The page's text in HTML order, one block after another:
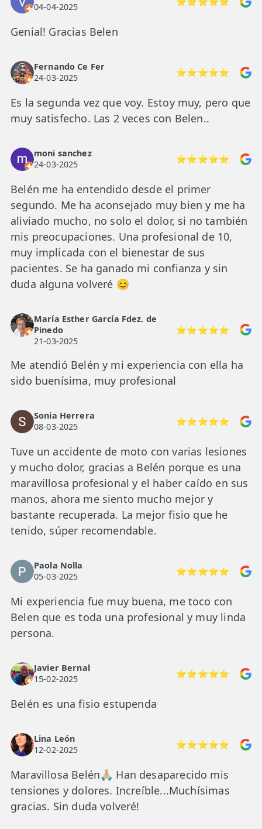
04-04-2025
Genial! Gracias Belen
Fernando Ce Fer
24-03-2025
⭐⭐⭐⭐⭐
Es la segunda vez que voy. Estoy muy, pero que
muy satisfecho. Las 2 veces con Belen..
moni sanchez
24-03-2025
⭐⭐⭐⭐⭐
Belén me ha entendido desde el primer
segundo. Me ha aconsejado muy bien y me ha
aliviado mucho, no solo el dolor, si no también
mis preocupaciones. Una profesional de 10,
muy implicada con el bienestar de sus
pacientes. Se ha ganado mi confianza y sin
duda alguna volveré 😊
María Esther García Fdez. de
Pinedo
21-03-2025
⭐⭐⭐⭐⭐
Me atendió Belén y mi experiencia con ella ha
sido buenísima, muy profesional
Sonia Herrera
08-03-2025
⭐⭐⭐⭐⭐
Tuve un accidente de moto con varias lesiones
y mucho dolor, gracias a Belén porque es una
maravillosa profesional y el haber caído en sus
manos, ahora me siento mucho mejor y
bastante recuperada. La mejor fisio que he
tenido, súper recomendable.
Paola Nolla
05-03-2025
⭐⭐⭐⭐⭐
Mi experiencia fue muy buena, me toco con
Belen que es toda una profesional y muy linda
persona.
Javier Bernal
15-02-2025
⭐⭐⭐⭐⭐
Belén es una fisio estupenda
Lina León
12-02-2025
⭐⭐⭐⭐⭐
Maravillosa Belén🙏🏼 Han desaparecido mis
tensiones y dolores. Increíble...Muchísimas
gracias. Sin duda volveré!